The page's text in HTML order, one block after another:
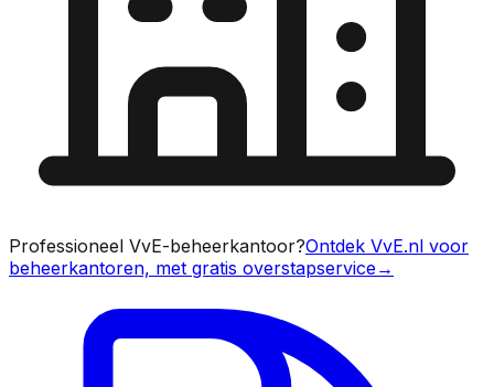
Professioneel VvE-beheerkantoor?Ontdek VvE.nl voor
beheerkantoren, met gratis overstapservice→